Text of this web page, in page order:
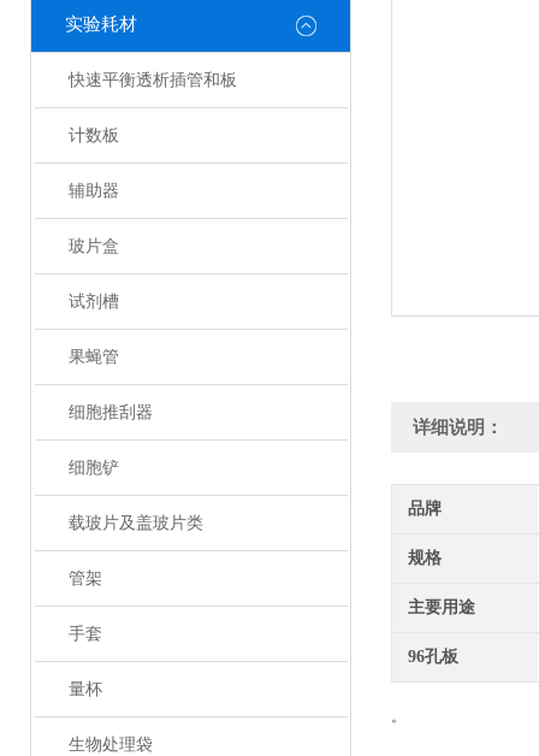
实验耗材
快速平衡透析插管和板
计数板
辅助器
玻片盒
试剂槽
果蝇管
细胞推刮器
细胞铲
载玻片及盖玻片类
管架
手套
量杯
生物处理袋
详细说明：
品牌
规格
主要用途
96孔板
。